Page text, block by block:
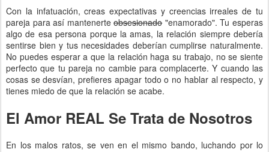
Con la infatuación, creas expectativas y creencias irreales de tu
pareja para así mantenerteobsesionado"enamorado". Tu esperas
algo de esa persona porque la amas, la relación siempre debería
sentirse bien y tus necesidades deberían cumplirse naturalmente.
No puedes esperar a que la relación haga su trabajo, no se siente
perfecto que tu pareja no cambie para complacerte. Y cuando las
cosas se desvían, prefieres apagar todo o no hablar al respecto, y
tienes miedo de que la relación se acabe.
El Amor REAL Se Trata de Nosotros
En los malos ratos, se ven en el mismo bando, luchando por lo